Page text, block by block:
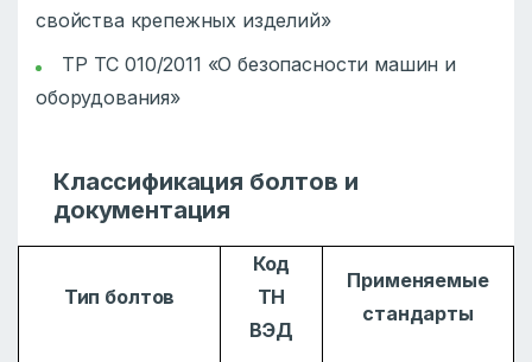
свойства крепежных изделий»
ТР ТС 010/2011 «О безопасности машин и
оборудования»
Классификация болтов и
документация
Тип болтов
Код
ТН
ВЭД
Применяемые
стандарты